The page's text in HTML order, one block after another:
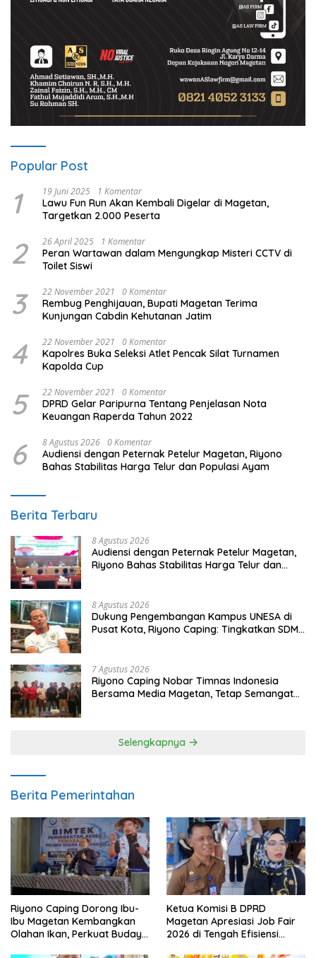
Popular Post
1 19 Juni 2025 1 Komentar
Lawu Fun Run Akan Kembali Digelar di Magetan,
Targetkan 2.000 Peserta
2 26 April 2025 1 Komentar
Peran Wartawan dalam Mengungkap Misteri CCTV di
Toilet Siswi
3 22 November 2021 0 Komentar
Rembug Penghijauan, Bupati Magetan Terima
Kunjungan Cabdin Kehutanan Jatim
4 22 November 2021 0 Komentar
Kapolres Buka Seleksi Atlet Pencak Silat Turnamen
Kapolda Cup
5 22 November 2021 0 Komentar
DPRD Gelar Paripurna Tentang Penjelasan Nota
Keuangan Raperda Tahun 2022
6 8 Agustus 2026 0 Komentar
Audiensi dengan Peternak Petelur Magetan, Riyono
Bahas Stabilitas Harga Telur dan Populasi Ayam
Berita Terbaru
8 Agustus 2026
Audiensi dengan Peternak Petelur Magetan,
Riyono Bahas Stabilitas Harga Telur dan
8 Agustus 2026
Dukung Pengembangan Kampus UNESA di
Pusat Kota, Riyono Caping: Tingkatkan SDM
7 Agustus 2026
Riyono Caping Nobar Timnas Indonesia
Bersama Media Magetan, Tetap Semangat
Selengkapnya
Berita Pemerintahan
Riyono Caping Dorong Ibu-
Ibu Magetan Kembangkan
Olahan Ikan, Perkuat Budaya
Ketua Komisi B DPRD
Magetan Apresiasi Job Fair
2026 di Tengah Efisiensi